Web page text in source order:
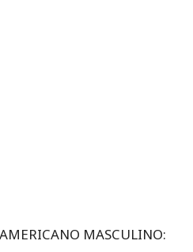
MASCULINO: